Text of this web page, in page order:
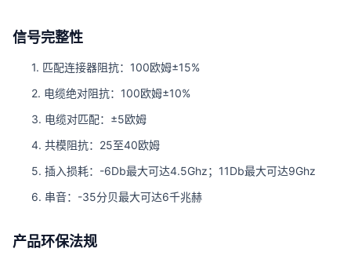
信号完整性
1. 匹配连接器阻抗：100欧姆±15%
2. 电缆绝对阻抗：100欧姆±10%
3. 电缆对匹配：±5欧姆
4. 共模阻抗：25至40欧姆
5. 插入损耗：-6Db最大可达4.5Ghz；11Db最大可达9Ghz
6. 串音：-35分贝最大可达6千兆赫
产品环保法规